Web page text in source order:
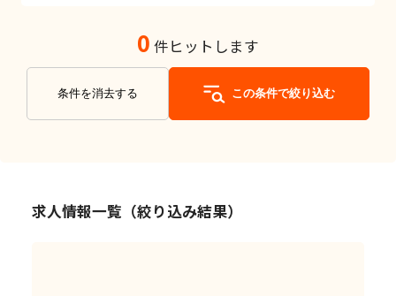
0 件ヒットします
条件を消去する この条件で絞り込む
求人情報一覧（絞り込み結果）